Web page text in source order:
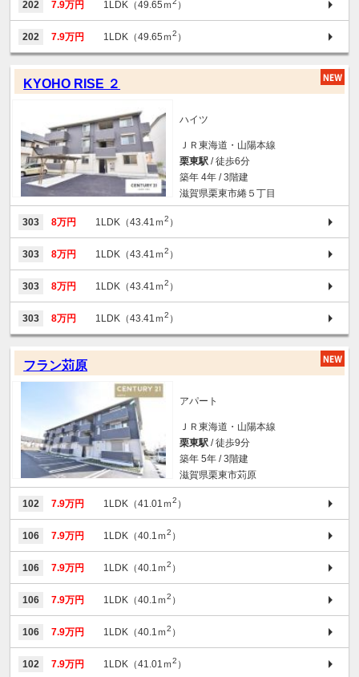
202 7.9万円 1LDK（49.65ｍ ）
202 7.9万円 1LDK（49.65ｍ2 ）
KYOHO RISE ２
ハイツ
ＪＲ東海道・山陽本線
栗東駅 / 徒歩6分
築年 4年 / 3階建
滋賀県栗東市綣５丁目
303 8万円 1LDK（43.41ｍ2 ）
303 8万円 1LDK（43.41ｍ2 ）
303 8万円 1LDK（43.41ｍ2 ）
303 8万円 1LDK（43.41ｍ2 ）
フラン苅原
アパート
ＪＲ東海道・山陽本線
栗東駅 / 徒歩9分
築年 5年 / 3階建
滋賀県栗東市苅原
102 7.9万円 1LDK（41.01ｍ2 ）
106 7.9万円 1LDK（40.1ｍ2 ）
106 7.9万円 1LDK（40.1ｍ2 ）
106 7.9万円 1LDK（40.1ｍ2 ）
106 7.9万円 1LDK（40.1ｍ2 ）
102 7.9万円 1LDK（41.01ｍ2 ）